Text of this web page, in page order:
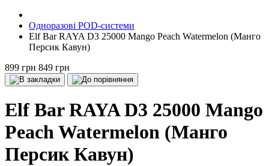
Одноразові POD-системи
Elf Bar RAYA D3 25000 Mango Peach Watermelon (Манго
Персик Кавун)
899 грн 849 грн
Elf Bar RAYA D3 25000 Mango
Peach Watermelon (Манго
Персик Кавун)